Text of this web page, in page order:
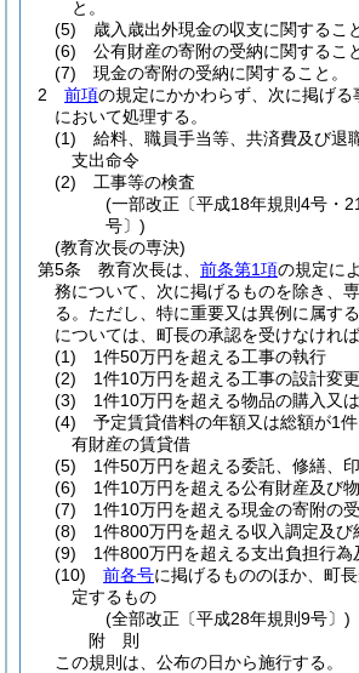
と。
(5)
歳入歳出外現金の収支に関するこ
(6)
公有財産の寄附の受納に関するこ
(7)
現金の寄附の受納に関すること。
2
前項の規定にかかわらず、次に掲げる
において処理する。
(1)
給料、職員手当等、共済費及び退
支出命令
(2)
工事等の検査
(一部改正〔平成18年規則4号・
号〕)
(教育次長の専決)
第5条
教育次長は、 前条第1項の規定に
務について、次に掲げるものを除き、
る。 ただし、特に重要又は異例に属す
については、町長の承認を受けなければ
(1)
1件50万円を超える工事の執行
(2)
1件10万円を超える工事の設計変更
(3)
1件10万円を超える物品の購入又
(4)
予定賃貸借料の年額又は総額が1
有財産の賃貸借
(5)
1件50万円を超える委託、修繕、
(6)
1件10万円を超える公有財産及び
(7)
1件10万円を超える現金の寄附の
(8)
1件800万円を超える収入調定及び
(9)
1件800万円を超える支出負担行為
(10)
前各号に掲げるもののほか、町
定するもの
(全部改正〔平成28年規則9号〕)
附 則
この規則は、公布の日から施行する。